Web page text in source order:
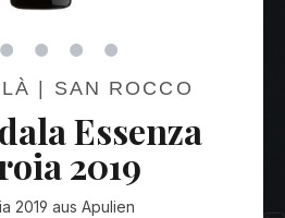
| SAN ROCCO
Essenza
2019
2019 aus Apulien